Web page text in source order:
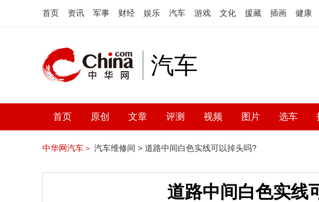
首页 资讯 军事 财经 娱乐 汽车 游戏 文化 援藏 插画 健康
汽车
首页 原创 文章 评测 视频 图片 选车
中华网汽车＞ 汽车维修间 > 道路中间白色实线可以掉头吗?
道路中间白色实线